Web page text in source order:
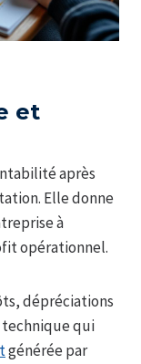
et
après
Elle donne
à
opérationnel.
dépréciations
qui
générée par